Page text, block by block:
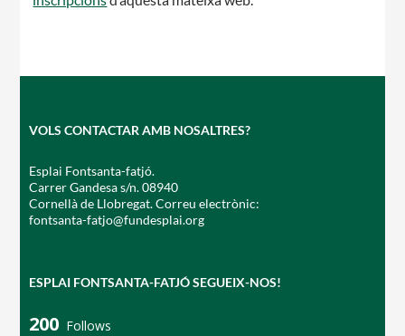
VOLS CONTACTAR AMB NOSALTRES?
Esplai Fontsanta-fatjó.
Carrer Gandesa s/n. 08940
Cornellà de Llobregat. Correu electrònic:
fontsanta-fatjo@fundesplai.org
ESPLAI FONTSANTA-FATJÓ SEGUEIX-NOS!
200 Follows
L'equip
Missió i valors
Els comptes clars
Proposta educativa
ACTUALITAT